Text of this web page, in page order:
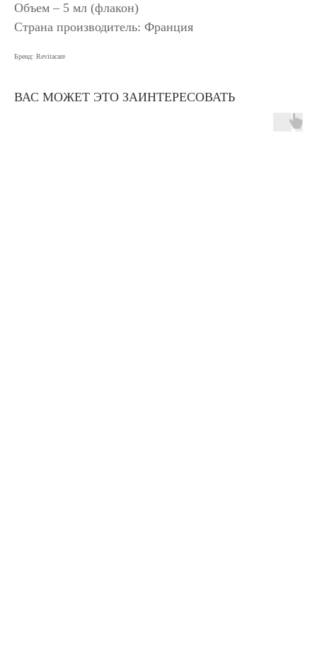
Объем – 5 мл (флакон)
Страна производитель: Франция
Бренд: Revitacare
ВАС МОЖЕТ ЭТО ЗАИНТЕРЕСОВАТЬ